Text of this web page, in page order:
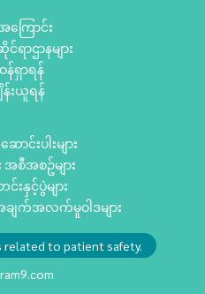
ြောင်း
ာဌာနများ
န်ရှာရန်
းယူရန်
ာင်းပါးများ
အစီအစဥ်များ
နှင့်ပွဲများ
က်အလက်မူဝါဒများ
related to patient safety.